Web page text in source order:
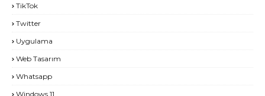
TikTok
Twitter
Uygulama
Web Tasarım
Whatsapp
Windows 11